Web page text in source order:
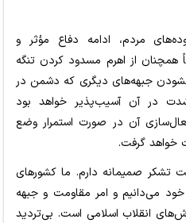
مردم، ادامه دفاع مؤثر و
از اهرم مسدود کردن تنگه
گشودن جبهه‌های دیگری که دشمن در
در آن آسیب‌پذیر خواهد بود
آن در صورت استمرار وضع
خواهد گرفت.
تشکر صمیمانه دارم. ما کشورهای
می‌دانیم و امر مقاومت و جبهه
انقلاب اسلامی است. بی‌تردید